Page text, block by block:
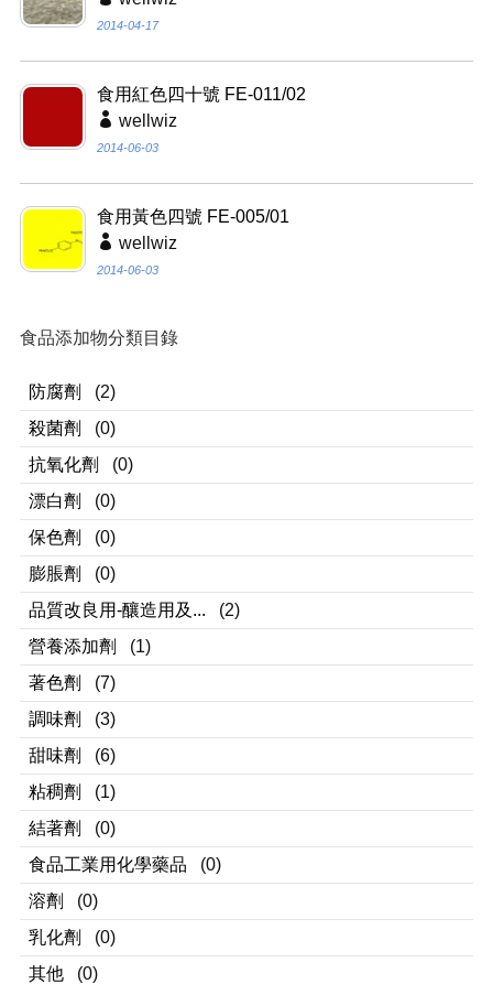
2014-04-17
食用紅色四十號 FE-011/02
wellwiz
2014-06-03
食用黃色四號 FE-005/01
wellwiz
2014-06-03
食品添加物分類目錄
防腐劑
(2)
殺菌劑
(0)
抗氧化劑
(0)
漂白劑
(0)
保色劑
(0)
膨脹劑
(0)
品質改良用-釀造用及...
(2)
營養添加劑
(1)
著色劑
(7)
調味劑
(3)
甜味劑
(6)
粘稠劑
(1)
結著劑
(0)
食品工業用化學藥品
(0)
溶劑
(0)
乳化劑
(0)
其他
(0)